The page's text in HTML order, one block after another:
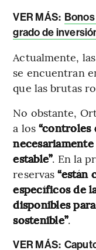
VER MÁS:
grado de
Actualmente,
se encuentran
que las brutas
No obstante,
a los “controles
estable”. En la
reservas“están
específicos de
disponibles
sostenible”.
VER MÁS: